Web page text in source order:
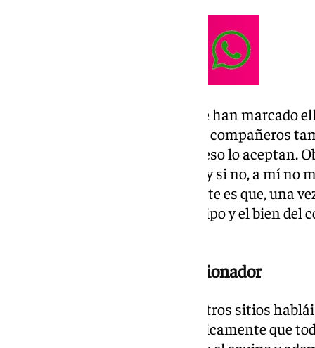
«Es un código, unas normas que han marcado
convivencia y aceptar que otros compañeros
que ellos a jugar. Cuando pasa, eso lo
quieren jugar todos, es normal; y si no, a mí no
tampoco. Pero lo más importante es que, una
lo que quieren es el bien del equipo y el bien del
No hay egos, según el seleccionador
«Aquí no hay esos egos que en otros sitios
positivo, entonces entiendo lógicamente que